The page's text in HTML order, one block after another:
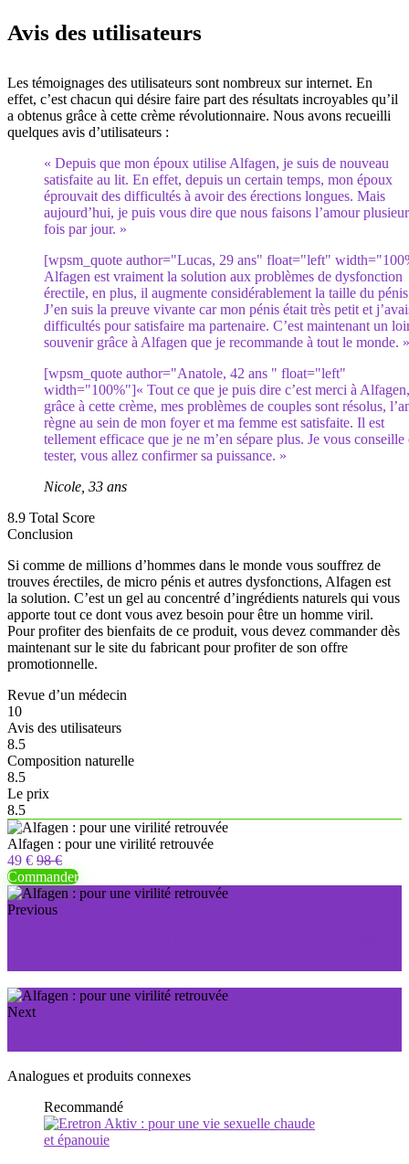
Avis des utilisateurs
Les témoignages des utilisateurs sont nombreux sur internet. En
effet, c’est chacun qui désire faire part des résultats incroyables qu’il
a obtenus grâce à cette crème révolutionnaire. Nous avons recueilli
quelques avis d’utilisateurs :
« Depuis que mon époux utilise Alfagen, je suis de nouveau
satisfaite au lit. En effet, depuis un certain temps, mon époux
éprouvait des difficultés à avoir des érections longues. Mais
aujourd’hui, je puis vous dire que nous faisons l’amour
fois par jour. »
[wpsm_quote author="Lucas, 29 ans" float="left"
Alfagen est vraiment la solution aux problèmes de dysfonction
érectile, en plus, il augmente considérablement la taille du
J’en suis la preuve vivante car mon pénis était très petit et
difficultés pour satisfaire ma partenaire. C’est maintenant un
souvenir grâce à Alfagen que je recommande à tout le monde. »
[wpsm_quote author="Anatole, 42 ans " float="left"
width="100%"]« Tout ce que je puis dire c’est merci à Alfagen,
grâce à cette crème, mes problèmes de couples sont résolus,
règne au sein de mon foyer et ma femme est satisfaite. Il est
tellement efficace que je ne m’en sépare plus. Je vous conseille
tester, vous allez confirmer sa puissance. »
Nicole, 33 ans
8.9 Total Score
Conclusion
Si comme de millions d’hommes dans le monde vous souffrez de
trouves érectiles, de micro pénis et autres dysfonctions, Alfagen est
la solution. C’est un gel au concentré d’ingrédients naturels qui vous
apporte tout ce dont vous avez besoin pour être un homme viril.
Pour profiter des bienfaits de ce produit, vous devez commander dès
maintenant sur le site du fabricant pour profiter de son offre
promotionnelle.
Revue d’un médecin
10
Avis des utilisateurs
8.5
Composition naturelle
8.5
Le prix
8.5
Alfagen : pour une virilité retrouvée
49 € 98 €
Commander
Previous
Next
Analogues et produits connexes
Recommandé